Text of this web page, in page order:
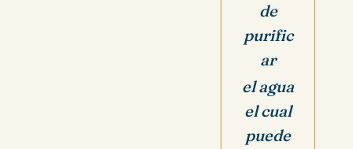
de
purific
ar
el agua
el cual
puede